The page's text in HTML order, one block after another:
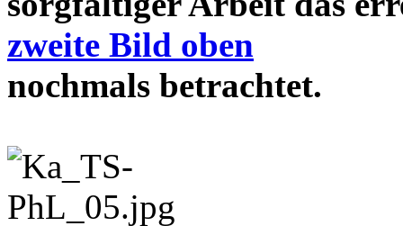
zweite Bild oben
nochmals